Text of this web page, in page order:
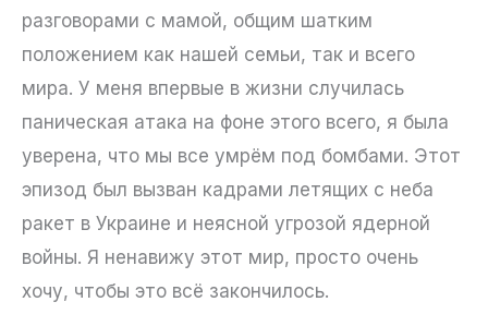
разговорами с мамой, общим шатким
положением как нашей семьи, так и всего
мира. У меня впервые в жизни случилась
паническая атака на фоне этого всего, я была
уверена, что мы все умрём под бомбами. Этот
эпизод был вызван кадрами летящих с неба
ракет в Украине и неясной угрозой ядерной
войны. Я ненавижу этот мир, просто очень
хочу, чтобы это всё закончилось.